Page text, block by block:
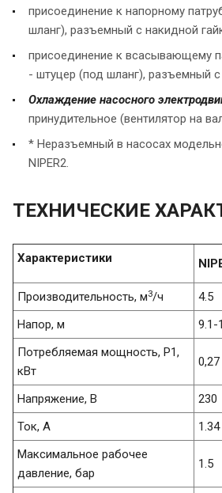
присоединение к напорному
шланг), разъемный с накидной
присоединение к всасывающему
- штуцер (под шланг), разъемный
Охлаждение насосного
принудительное (вентилятор на
* Неразъемный в насосах
NIPER2.
ТЕХНИЧЕСКИЕ
Характеристики
Производительность, м3/ч
4.5
Напор, м
9.1-
Потребляемая мощность, P1,
кВт
0,27
Напряжение, В
230
Ток, А
1.34
Максимальное рабочее
давление, бар
1.5